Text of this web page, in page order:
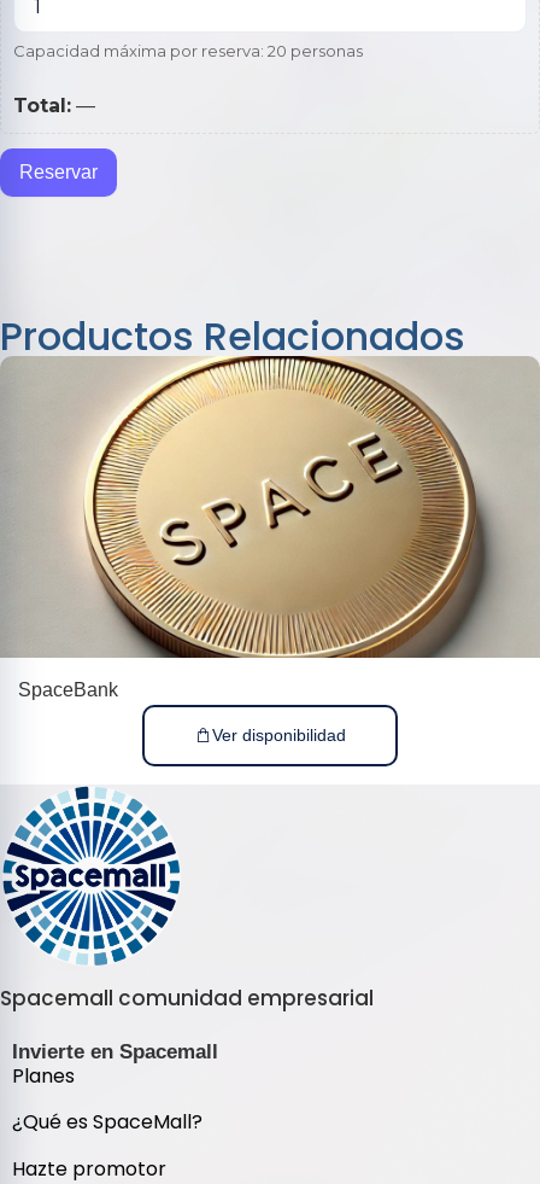
Capacidad máxima por reserva: 20 personas
Total: —
Reservar
Productos Relacionados
SpaceBank
Ver disponibilidad
Spacemall comunidad empresarial
Invierte en Spacemall
Planes
¿Qué es SpaceMall?
Hazte promotor